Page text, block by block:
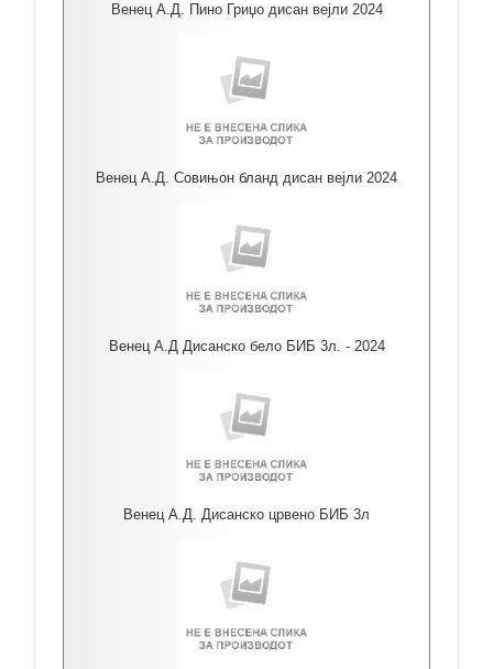
Венец А.Д. Пино Гриџо дисан вејли 2024
Венец А.Д. Совињон бланд дисан вејли 2024
Венец А.Д Дисанско бело БИБ 3л. - 2024
Венец А.Д. Дисанско црвено БИБ 3л